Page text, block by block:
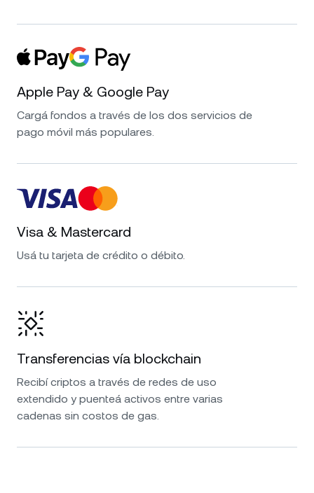
Apple Pay & Google Pay
Cargá fondos a través de los dos servicios de
pago móvil más populares.
Visa & Mastercard
Usá tu tarjeta de crédito o débito.
Transferencias vía blockchain
Recibí criptos a través de redes de uso
extendido y puenteá activos entre varias
cadenas sin costos de gas.